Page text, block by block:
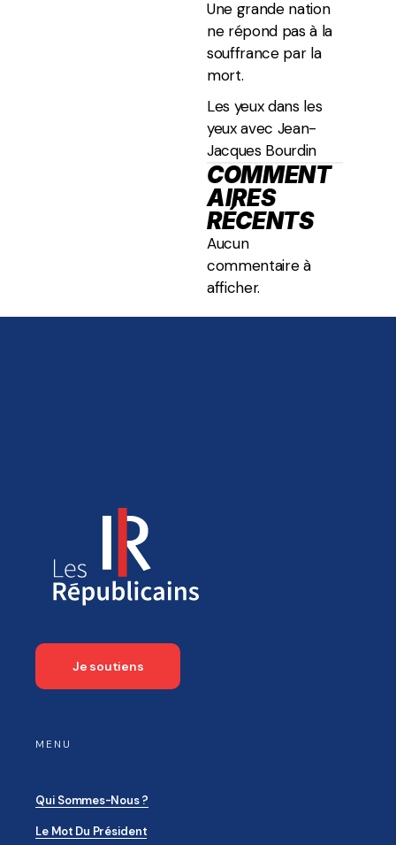
Une grande nation
ne répond pas à la
souffrance par la
mort.
Les yeux dans les
yeux avec Jean-
Jacques Bourdin
COMMENT
AIRES
RÉCENTS
Aucun
commentaire à
afficher.
Je soutiens
MENU
Qui Sommes-Nous ?
Le Mot Du Président